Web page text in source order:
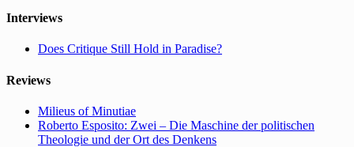
Interviews
Does Critique Still Hold in Paradise?
Reviews
Milieus of Minutiae
Roberto Esposito: Zwei – Die Maschine der politischen
Theologie und der Ort des Denkens